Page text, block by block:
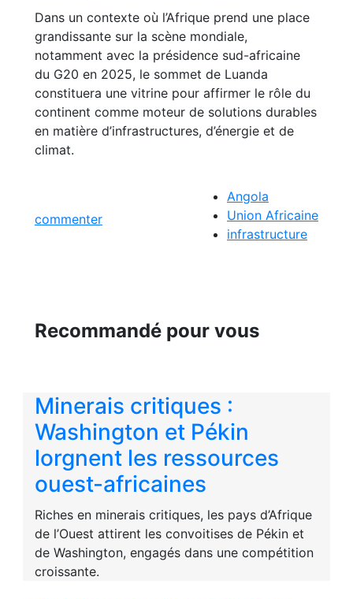
Dans un contexte où l’Afrique prend une place
grandissante sur la scène mondiale,
notamment avec la présidence sud-africaine
du G20 en 2025, le sommet de Luanda
constituera une vitrine pour affirmer le rôle du
continent comme moteur de solutions durables
en matière d’infrastructures, d’énergie et de
climat.
commenter
Angola
Union Africaine
infrastructure
Recommandé pour vous
Minerais critiques :
Washington et Pékin
lorgnent les ressources
ouest-africaines
Riches en minerais critiques, les pays d’Afrique
de l’Ouest attirent les convoitises de Pékin et
de Washington, engagés dans une compétition
croissante.